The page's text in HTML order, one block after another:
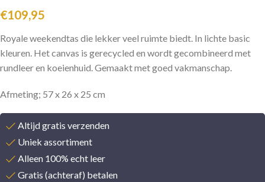
€109,95
Royale weekendtas die lekker veel ruimte biedt. In lichte basic
kleuren. Het canvas is gerecycled en wordt gecombineerd met
rundleer en koeienhuid. Gemaakt met goed vakmanschap.
Afmeting; 57 x 26 x 25 cm
Altijd gratis verzenden
Uniek assortiment
Alleen 100% echt leer
Gratis (achteraf) betalen